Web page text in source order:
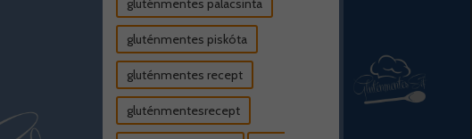
gluténmentes palacsinta
gluténmentes piskóta
gluténmentes recept
gluténmentesrecept